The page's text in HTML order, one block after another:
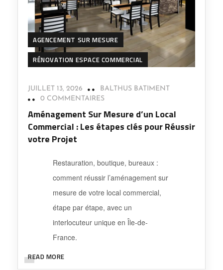
AGENCEMENT SUR MESURE
RÉNOVATION ESPACE COMMERCIAL
JUILLET 13, 2026
BALTHUS BATIMENT
0 COMMENTAIRES
Aménagement Sur Mesure d’un Local
Commercial : Les étapes clés pour Réussir
votre Projet
Restauration, boutique, bureaux :
comment réussir l’aménagement sur
mesure de votre local commercial,
étape par étape, avec un
interlocuteur unique en Île-de-
France.
READ MORE